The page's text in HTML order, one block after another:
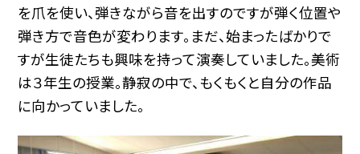
を爪を使い、弾きながら音を出すのですが弾く位置や
弾き方で音色が変わります。まだ、始まったばかりで
すが生徒たちも興味を持って演奏していました。美術
は３年生の授業。静寂の中で、もくもくと自分の作品
に向かっていました。